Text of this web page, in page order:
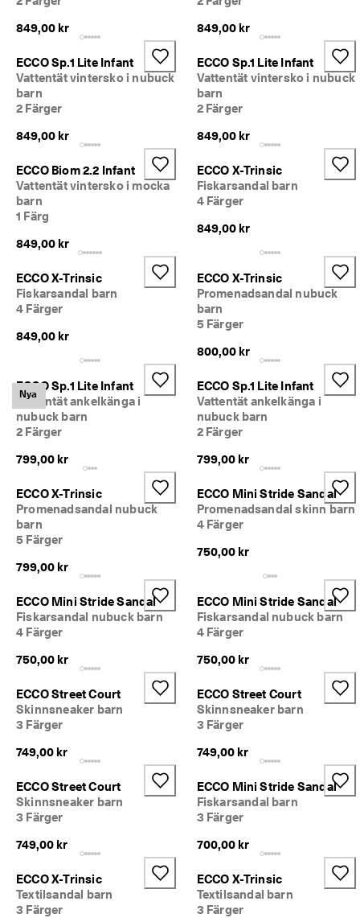
849,00 kr
849,00 kr
ECCO Sp.1 Lite Infant
Vattentät vintersko i nubuck
barn
2 Färger
849,00 kr
ECCO Sp.1 Lite Infant
Vattentät vintersko i nubuck
barn
2 Färger
849,00 kr
ECCO Biom 2.2 Infant
Vattentät vintersko i mocka
barn
1 Färg
849,00 kr
ECCO X-Trinsic
Fiskarsandal barn
4 Färger
849,00 kr
ECCO X-Trinsic
Fiskarsandal barn
4 Färger
849,00 kr
ECCO X-Trinsic
Promenadsandal nubuck
barn
5 Färger
800,00 kr
Nya
ECCO Sp.1 Lite Infant
Vattentät ankelkänga i
nubuck barn
2 Färger
799,00 kr
ECCO Sp.1 Lite Infant
Vattentät ankelkänga i
nubuck barn
2 Färger
799,00 kr
ECCO X-Trinsic
Promenadsandal nubuck
barn
5 Färger
799,00 kr
ECCO Mini Stride Sandal
Promenadsandal skinn barn
4 Färger
750,00 kr
ECCO Mini Stride Sandal
Fiskarsandal nubuck barn
4 Färger
750,00 kr
ECCO Mini Stride Sandal
Fiskarsandal nubuck barn
4 Färger
750,00 kr
ECCO Street Court
Skinnsneaker barn
3 Färger
749,00 kr
ECCO Street Court
Skinnsneaker barn
3 Färger
749,00 kr
ECCO Street Court
Skinnsneaker barn
3 Färger
749,00 kr
ECCO Mini Stride Sandal
Fiskarsandal barn
3 Färger
700,00 kr
ECCO X-Trinsic
Textilsandal barn
3 Färger
ECCO X-Trinsic
Textilsandal barn
3 Färger